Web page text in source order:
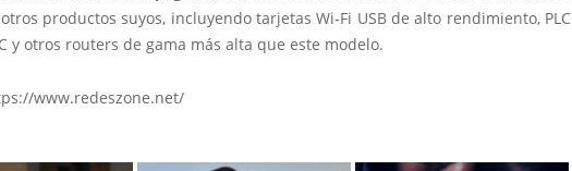
productos suyos, incluyendo tarjetas Wi-Fi USB de alto rendimiento, PLC
y otros routers de gama más alta que este modelo.
www.redeszone.net/